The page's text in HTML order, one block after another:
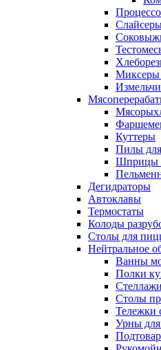
Миксеры
Куттеры
Пилы
Шприцы
Дегидраторы
Автоклавы
Термостаты
Колоды
Столы для
Нейтральное
Ванны
Полки
Столы
Тележки
Урны для